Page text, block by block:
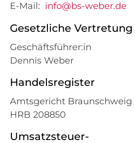
E-Mail: info@bs-weber.de
Gesetzliche Vertretung
Geschäftsführer:in
Dennis Weber
Handelsregister
Amtsgericht Braunschweig
HRB 208850
Umsatzsteuer-